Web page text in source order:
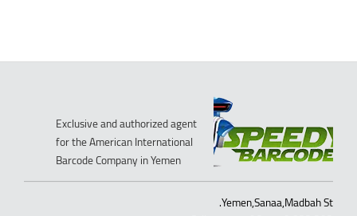
Exclusive and authorized agent
for the American International
Barcode Company in Yemen
Yemen,Sanaa,Madbah St.